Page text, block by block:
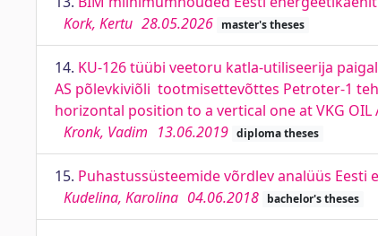
Kork, Kertu 28.05.2026 master's theses
14. KU-126 tüübi veetoru katla-utiliseerija
AS põlevkiviõli tootmisettevõttes Petroter-1
horizontal position to a vertical one at VKG
Kronk, Vadim 13.06.2019 diploma theses
15. Puhastussüsteemide võrdlev analüüs Eesti
Kudelina, Karolina 04.06.2018 bachelor's theses